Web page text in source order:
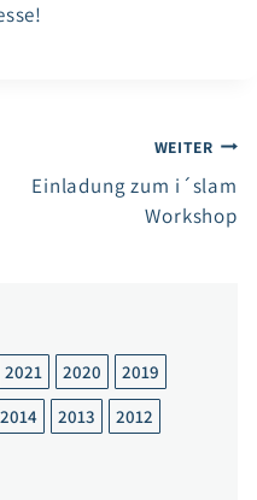
WEITER
Einladung zum i´slam
Workshop
2021 2020
2019
2014 2013
2012